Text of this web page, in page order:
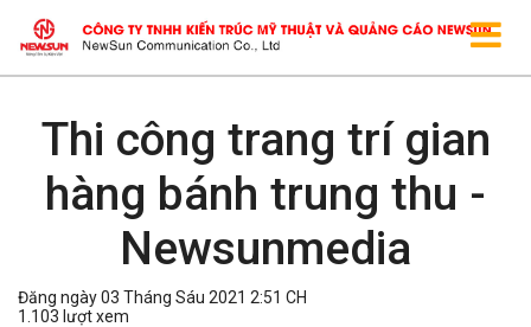
Thi công trang trí gian
hàng bánh trung thu -
Newsunmedia
Đăng ngày 03 Tháng Sáu 2021 2:51 CH
1.103 lượt xem